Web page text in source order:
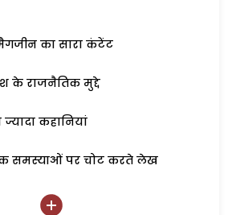
का सारा कंटेंट
के राजनैतिक मुद्दे
कहानियां
समस्याओं पर चोट करते लेख